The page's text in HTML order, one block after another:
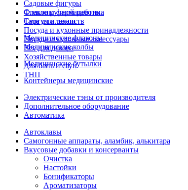
Садовые фигуры
Стекло ручной работы
Сургуч и декор
Посуда и кухонные принадлежности
Посуда и кухонные аксессуары
Все для декора
Хозяйственные товары
Для бань и саун
ТНП
Флаконы фармацевтика
Тара для лекарств
Медицинские флаконы
Медицинские колбы
Медицинские бутылки
Контейнеры медицинские
Электрические тэны от производителя
Дополнительное оборудование
Автоматика
Автоклавы
Самогонные аппараты, аламбик, алькитара
Вкусовые добавки и консерванты
Очистка
Настойки
Бонификаторы
Ароматизаторы